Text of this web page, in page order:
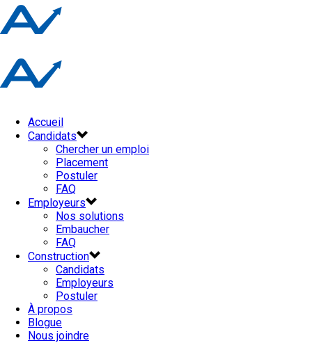
Accueil
Candidats
Chercher un emploi
Placement
Postuler
FAQ
Employeurs
Nos solutions
Embaucher
FAQ
Construction
Candidats
Employeurs
Postuler
À propos
Blogue
Nous joindre